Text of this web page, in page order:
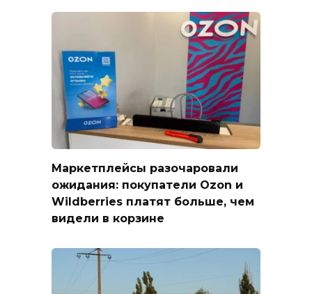
Маркетплейсы разочаровали
ожидания: покупатели Ozon и
Wildberries платят больше, чем
видели в корзине